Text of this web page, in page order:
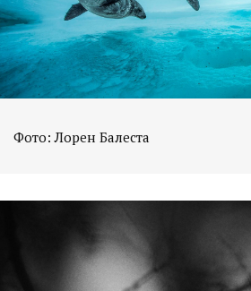
Фото: Лорен Балеста